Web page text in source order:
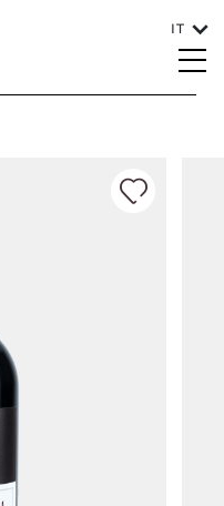
IT
il vino?